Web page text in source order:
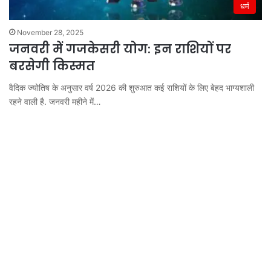
धर्म
November 28, 2025
जनवरी में गजकेसरी योग: इन राशियों पर
बरसेगी किस्मत
वैदिक ज्योतिष के अनुसार वर्ष 2026 की शुरुआत कई राशियों के लिए बेहद भाग्यशाली
रहने वाली है. जनवरी महीने में…